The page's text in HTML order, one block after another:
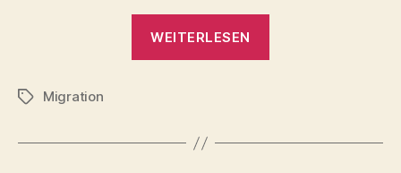
WEITERLESEN
Nguyen
Schlagwörter
Migration